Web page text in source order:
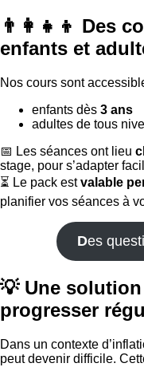
👨‍👩‍👧‍👦 Des
enfants et
Nos cours sont
enfants dès 3 ans
adultes de tous
📅 Les séances ont lieu
stage, pour s’adapter
⏳ Le pack estvalable
planifier vos séances à
Des
💡 Une
progresser
Dans un contexte
peut devenir difficile.